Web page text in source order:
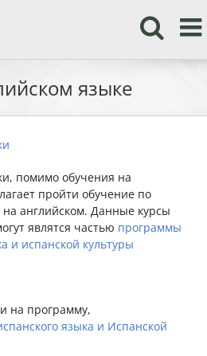
языке
помимо обучения на
пройти обучение по
английском. Данные курсы
являтся частью программы
и испанской культуры
на программу,
языка и Испанской